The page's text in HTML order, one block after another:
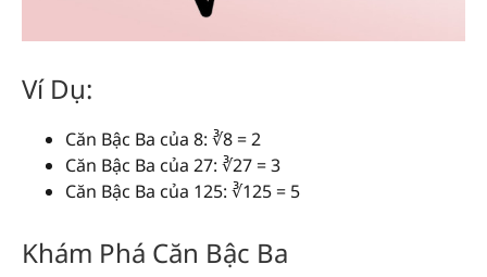
Ví Dụ:
Căn Bậc Ba của 8: ∛8 = 2
Căn Bậc Ba của 27: ∛27 = 3
Căn Bậc Ba của 125: ∛125 = 5
Khám Phá Căn Bậc Ba